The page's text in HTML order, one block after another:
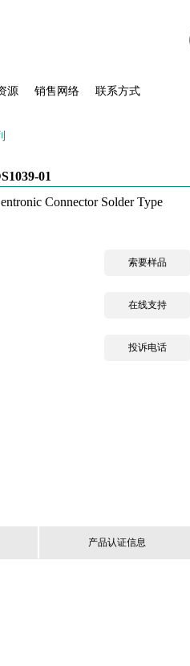
源 销售网络 联系方式
01
Connector Solder Type
索要样品
在线支持
投诉电话
产品认证信息